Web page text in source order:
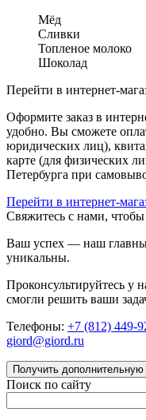
Мёд
Сливки
Топленое молоко
Шоколад
Перейти в интернет-
Оформите заказ в
удобно. Вы сможете
юридических лиц),
карте (для физических
Петербурга при
Перейти в интернет-
Свяжитесь с нами,
Ваш успех — наш
уникальны.
Проконсультируйтесь у
смогли решить ваши
Телефоны: +7 (812) 449-
giord@giord.ru
Получить
Поиск по сайту